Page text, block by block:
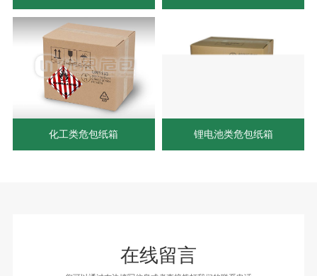
化工类危包纸箱 锂电池类危包纸箱
在线留言